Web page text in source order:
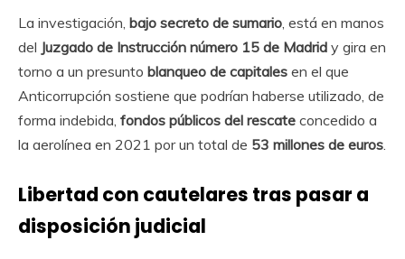
La investigación, bajo secreto de sumario , está en manos
del Juzgado de Instrucción número 15 de Madrid y gira en
torno a un presunto blanqueo de capitales en el que
Anticorrupción sostiene que podrían haberse utilizado, de
forma indebida, fondos públicos del rescate concedido a
la aerolínea en 2021 por un total de 53 millones de euros
Libertad con cautelares tras pasar a
disposición judicial